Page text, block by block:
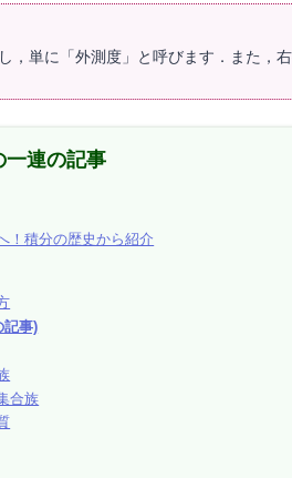
，単に「外測度」と呼びます．また，
一連の記事
！積分の歴史から紹介
記事)
合族